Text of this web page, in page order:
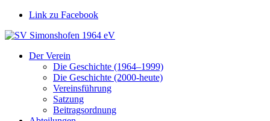
Link zu Facebook
Der Verein
Die Geschichte (1964–1999)
Die Geschichte (2000-heute)
Vereinsführung
Satzung
Beitragsordnung